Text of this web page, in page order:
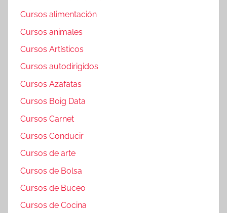
Cursos alimentación
Cursos animales
Cursos Artísticos
Cursos autodirigidos
Cursos Azafatas
Cursos Boig Data
Cursos Carnet
Cursos Conducir
Cursos de arte
Cursos de Bolsa
Cursos de Buceo
Cursos de Cocina